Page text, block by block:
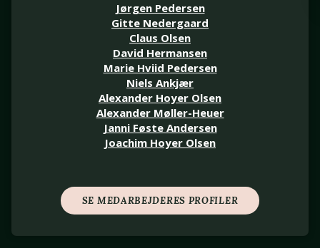
Jørgen Pedersen
Gitte Nedergaard
Claus Olsen
David Hermansen
Marie Hviid Pedersen
Niels Ankjær
Alexander Hoyer Olsen
Alexander Møller-Heuer
Janni Føste Andersen
Joachim Hoyer Olsen
SE MEDARBEJDERES PROFILER